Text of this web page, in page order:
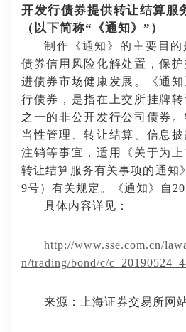
开发行债券提供转让结算服
（以下简称“《通知》”）
制作《通知》的主要目
债券信用风险化解处置，保
进债券市场健康发展。《通
行债券，是指在上交所挂牌
之一的非公开发行公司债券
当性管理、转让结算、信息
注销等事宜，适用《关于为
转让结算服务有关事项的通知
9号）有关规定。《通知》自
具体内容详见：
http://www.sse.com.cn/
n/trading/bond/c/
来源：上海证券交易所网